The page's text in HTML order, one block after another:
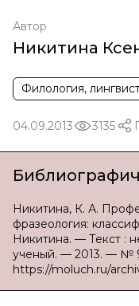
Автор
Никитина
Филология,
04.09.2013 3135
Никитина, К. А.
фразеология:
Никитина. — Текст :
ученый. — 2013. — №
https://moluch.ru/